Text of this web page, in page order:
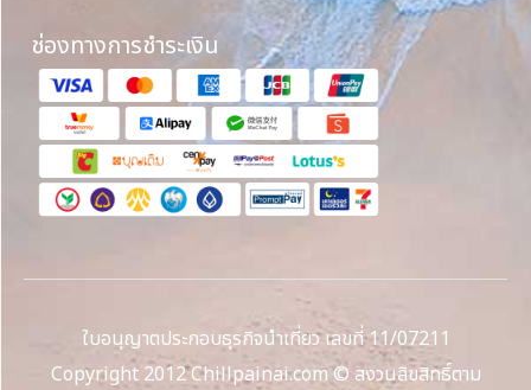
ช่องทางการชำระเงิน
ใบอนุญาตประกอบธุรกิจนำเที่ยว เลขที่ 11/07211
Copyright 2012 Chillpainai.com © สงวนลิขสิทธิ์ตาม